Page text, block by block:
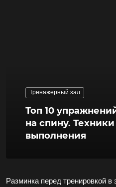
Тренажерный зал
Топ 10
на спину. Техники
выполнения
Разминка перед тренировкой в